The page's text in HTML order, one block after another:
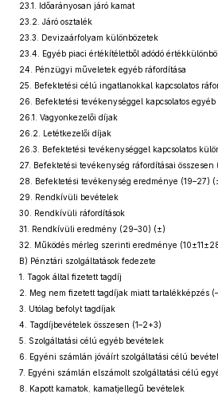
23.1. Időarányosan járó kamat
23.2. Járó osztalék
23.3. Devizaárfolyam különbözetek
23.4. Egyéb piaci értékítéletből adódó
24. Pénzügyi műveletek egyéb ráfordítása
25. Befektetési célú ingatlanokkal kapcsolatos
26. Befektetési tevékenységgel kapcsolatos egyéb
26.1. Vagyonkezelői díjak
26.2. Letétkezelői díjak
26.3. Befektetési tevékenységgel kapcsolatos
27. Befektetési tevékenység ráfordításai
28. Befektetési tevékenység eredménye (19–27)
29. Rendkívüli bevételek
30. Rendkívüli ráfordítások
31. Rendkívüli eredmény (29–30) (±)
32. Működés mérleg szerinti eredménye
B) Pénztári szolgáltatások fedezete
1. Tagok által fizetett tagdíj
2. Meg nem fizetett tagdíjak miatt tartalékképzés
3. Utólag befolyt tagdíjak
4. Tagdíjbevételek összesen (1–2+3)
5. Szolgáltatási célú egyéb bevételek
6. Egyéni számlán jóváírt szolgáltatási célú
7. Egyéni számlán elszámolt szolgáltatási célú
8. Kapott kamatok, kamatjellegű bevételek